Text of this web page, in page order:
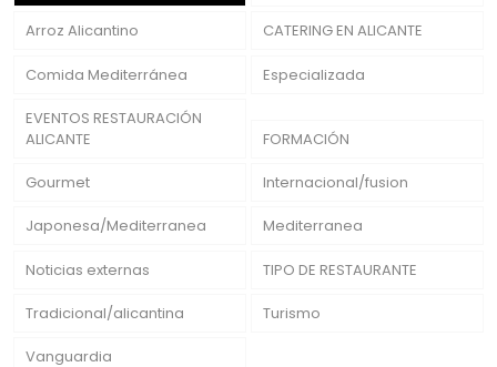
Arroz Alicantino CATERING EN ALICANTE
Comida Mediterránea Especializada
EVENTOS RESTAURACIÓN
ALICANTE
FORMACIÓN
Gourmet Internacional/fusion
Japonesa/Mediterranea Mediterranea
Noticias externas TIPO DE RESTAURANTE
Tradicional/alicantina Turismo
Vanguardia